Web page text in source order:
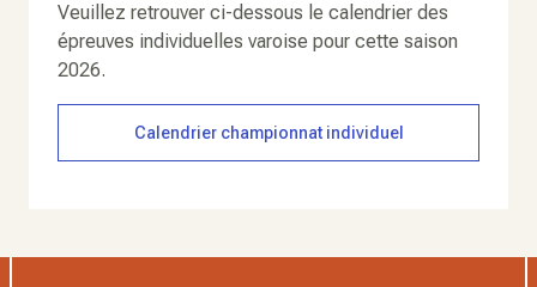
Veuillez retrouver ci-dessous le calendrier des
épreuves individuelles varoise pour cette saison
2026.
Calendrier championnat individuel